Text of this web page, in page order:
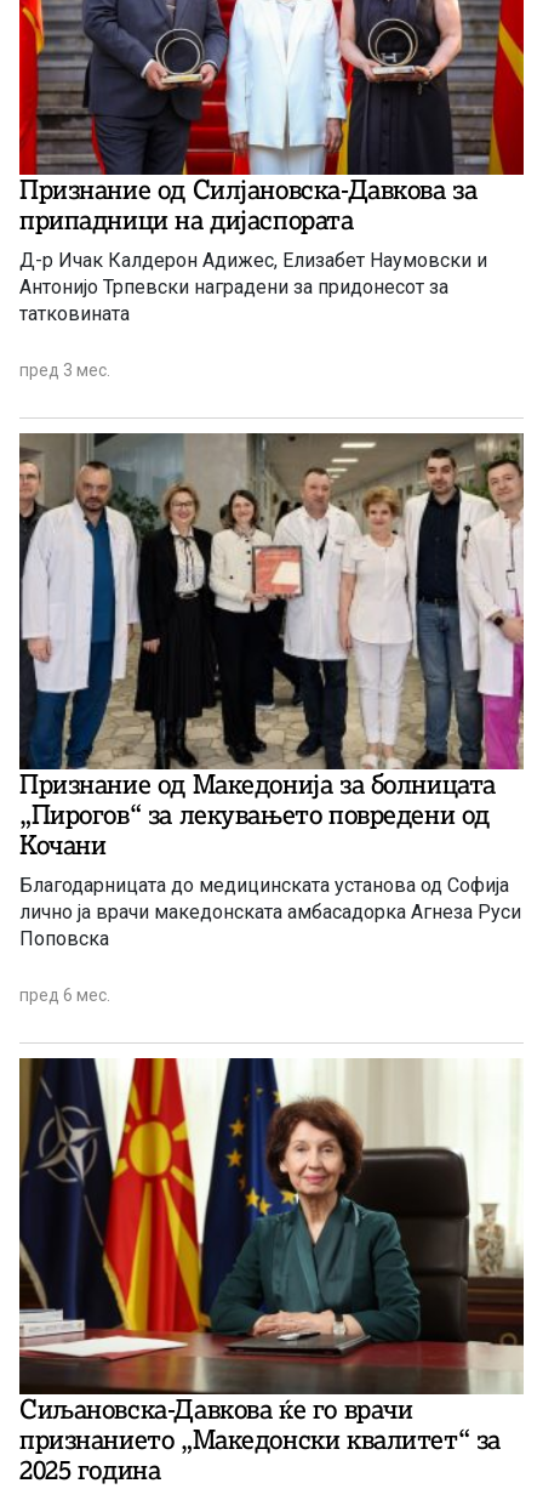
Признание од Силјановска-Давкова за
припадници на дијаспората
Д-р Ичак Калдерон Адижес, Елизабет Наумовски и
Антонијо Трпевски наградени за придонесот за
татковината
пред 3 мес.
Признание од Македонија за болницата
„Пирогов“ за лекувањето повредени од
Кочани
Благодарницата до медицинската установа од Софија
лично ја врачи македонската амбасадорка Агнеза Руси
Поповска
пред 6 мес.
Сиљановска-Давкова ќе го врачи
признанието „Македонски квалитет“ за
2025 година